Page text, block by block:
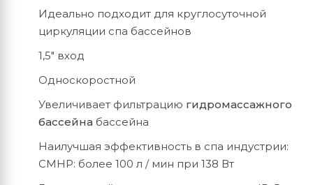
Идеально подходит для круглосуточной
циркуляции спа бассейнов
1,5″ вход
Односкоростной
Увеличивает фильтрацию гидромассажного
бассейна бассейна
Наилучшая эффективность в спа индустрии:
CMHP: более 100 л / мин при 138 Вт